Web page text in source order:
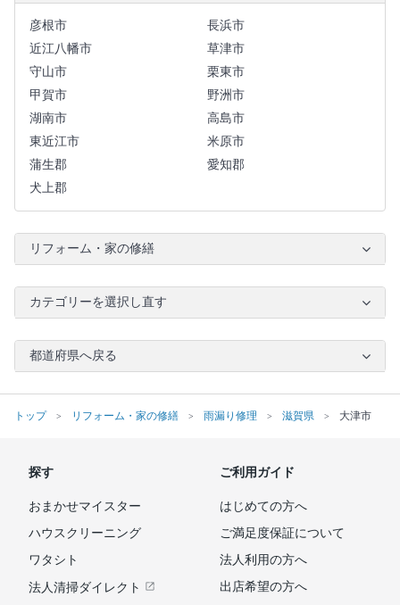
彦根市
長浜市
近江八幡市
草津市
守山市
栗東市
甲賀市
野洲市
湖南市
高島市
東近江市
米原市
蒲生郡
愛知郡
犬上郡
リフォーム・家の修繕
カテゴリーを選択し直す
都道府県へ戻る
トップ リフォーム・家の修繕 雨漏り修理 滋賀県 大津市
探す
おまかせマイスター
ハウスクリーニング
ワタシト
法人清掃ダイレクト
ご利用ガイド
はじめての方へ
ご満足度保証について
法人利用の方へ
出店希望の方へ